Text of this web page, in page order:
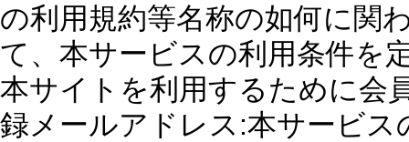
の利用規約等名称の如何に関
て、本サービスの利用条件を
本サイトを利用するために会
録メールアドレス:本サービ